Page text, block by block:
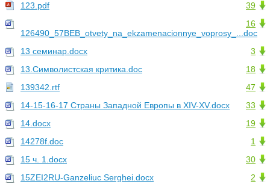
39
123.pdf
16
126490_57BEB_otvety_na_ekzamenacionnye_voprosy_...doc
3
13 семинар.docx
18
13.Символистская критика.doc
47
139342.rtf
33
14-15-16-17 Страны Западной Европы в XIV-XV.docx
19
14.docx
1
14278f.doc
30
15 ч. 1.docx
2
15ZEI2RU-Ganzeliuc Serghei.docx